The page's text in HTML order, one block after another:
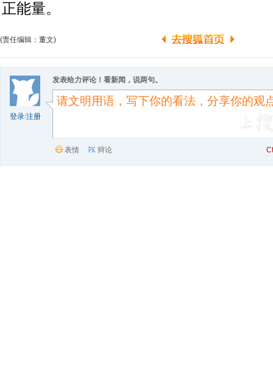
正能量。
(责任编辑：董文)
登录/注册
发表给力评论！看新闻，说两句。
表情 辩论